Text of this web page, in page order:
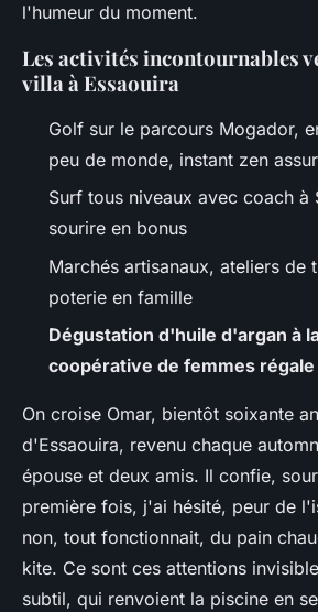
l'humeur du moment.
Les activités incontournables
villa à Essaouira
Golf sur le parcours Mogador,
peu de monde, instant zen
Surf tous niveaux avec coach à
sourire en bonus
Marchés artisanaux, ateliers de
poterie en famille
Dégustation d'huile d'argan à
coopérative de femmes régale
On croise Omar, bientôt soixante
d'Essaouira, revenu chaque
épouse et deux amis. Il confie,
première fois, j'ai hésité, peur de
non, tout fonctionnait, du pain
kite. Ce sont ces attentions
subtil, qui renvoient la piscine en